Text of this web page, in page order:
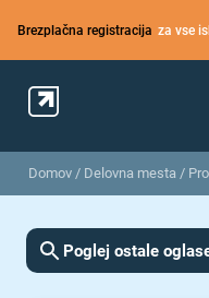
Brezplačna registracija za vse
Domov / Delovna mesta /
Poglej ostale